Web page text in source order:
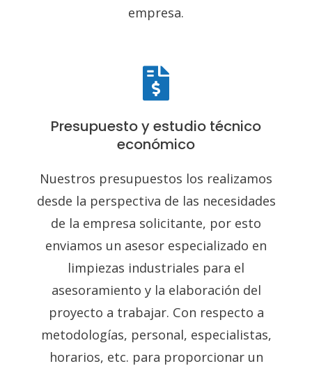
empresa.
Presupuesto y estudio técnico
económico
Nuestros presupuestos los realizamos
desde la perspectiva de las necesidades
de la empresa solicitante, por esto
enviamos un asesor especializado en
limpiezas industriales para el
asesoramiento y la elaboración del
proyecto a trabajar. Con respecto a
metodologías, personal, especialistas,
horarios, etc. para proporcionar un